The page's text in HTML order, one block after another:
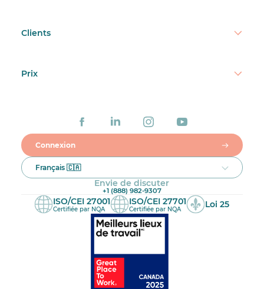
Clients
Prix
Connexion
Français 🇨🇦
Envie de discuter
+1 (888) 982-9307
ISO/CEI 27001
Certifiée par NQA
ISO/CEI 27701
Certifiée par NQA Loi 25